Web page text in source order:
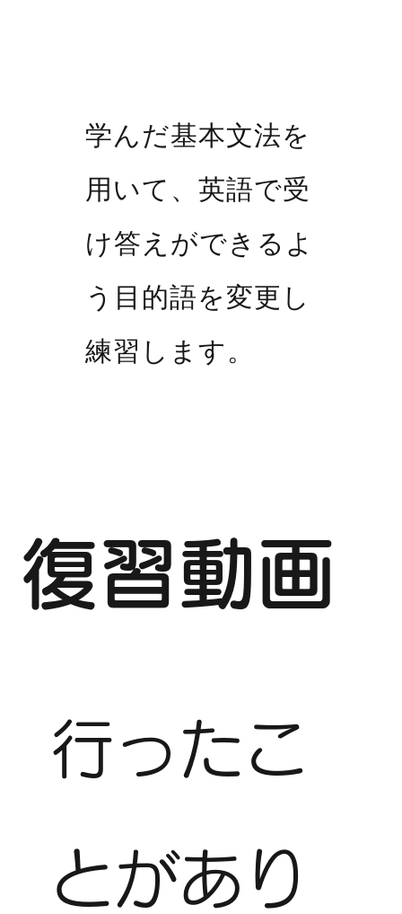
復習動画
行ったこ
とがあり
学んだ基本文法を
用いて、英語で受
け答えができるよ
う目的語を変更し
練習します。